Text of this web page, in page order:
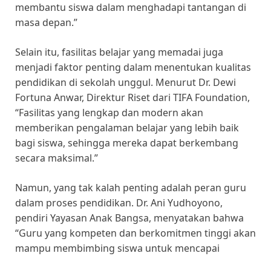
membantu siswa dalam menghadapi tantangan di
masa depan.”
Selain itu, fasilitas belajar yang memadai juga
menjadi faktor penting dalam menentukan kualitas
pendidikan di sekolah unggul. Menurut Dr. Dewi
Fortuna Anwar, Direktur Riset dari TIFA Foundation,
“Fasilitas yang lengkap dan modern akan
memberikan pengalaman belajar yang lebih baik
bagi siswa, sehingga mereka dapat berkembang
secara maksimal.”
Namun, yang tak kalah penting adalah peran guru
dalam proses pendidikan. Dr. Ani Yudhoyono,
pendiri Yayasan Anak Bangsa, menyatakan bahwa
“Guru yang kompeten dan berkomitmen tinggi akan
mampu membimbing siswa untuk mencapai